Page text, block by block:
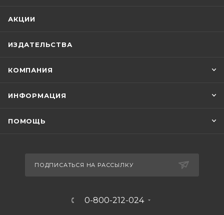
АКЦИИ
ИЗДАТЕЛЬСТВА
КОМПАНИЯ
ИНФОРМАЦИЯ
ПОМОЩЬ
ПОДПИСАТЬСЯ НА РАССЫЛКУ
0-800-212-024